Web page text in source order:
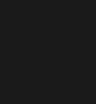
nueva ventana)
nueva ventana)